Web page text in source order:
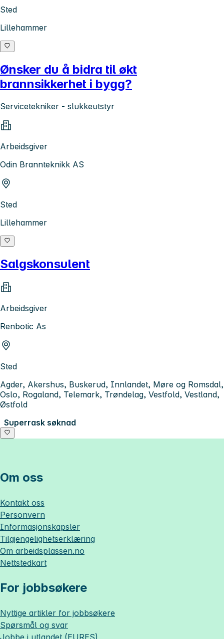
Sted
Lillehammer
Ønsker du å bidra til økt
brannsikkerhet i bygg?
Servicetekniker - slukkeutstyr
Arbeidsgiver
Odin Brannteknikk AS
Sted
Lillehammer
Salgskonsulent
Arbeidsgiver
Renbotic As
Sted
Agder, Akershus, Buskerud, Innlandet, Møre og Romsdal,
Oslo, Rogaland, Telemark, Trøndelag, Vestfold, Vestland,
Østfold
Superrask søknad
Om oss
Kontakt oss
Personvern
Informasjonskapsler
Tilgjengelighetserklæring
Om arbeidsplassen.no
Nettstedkart
For jobbsøkere
Nyttige artikler for jobbsøkere
Spørsmål og svar
Jobbe i utlandet (EURES)